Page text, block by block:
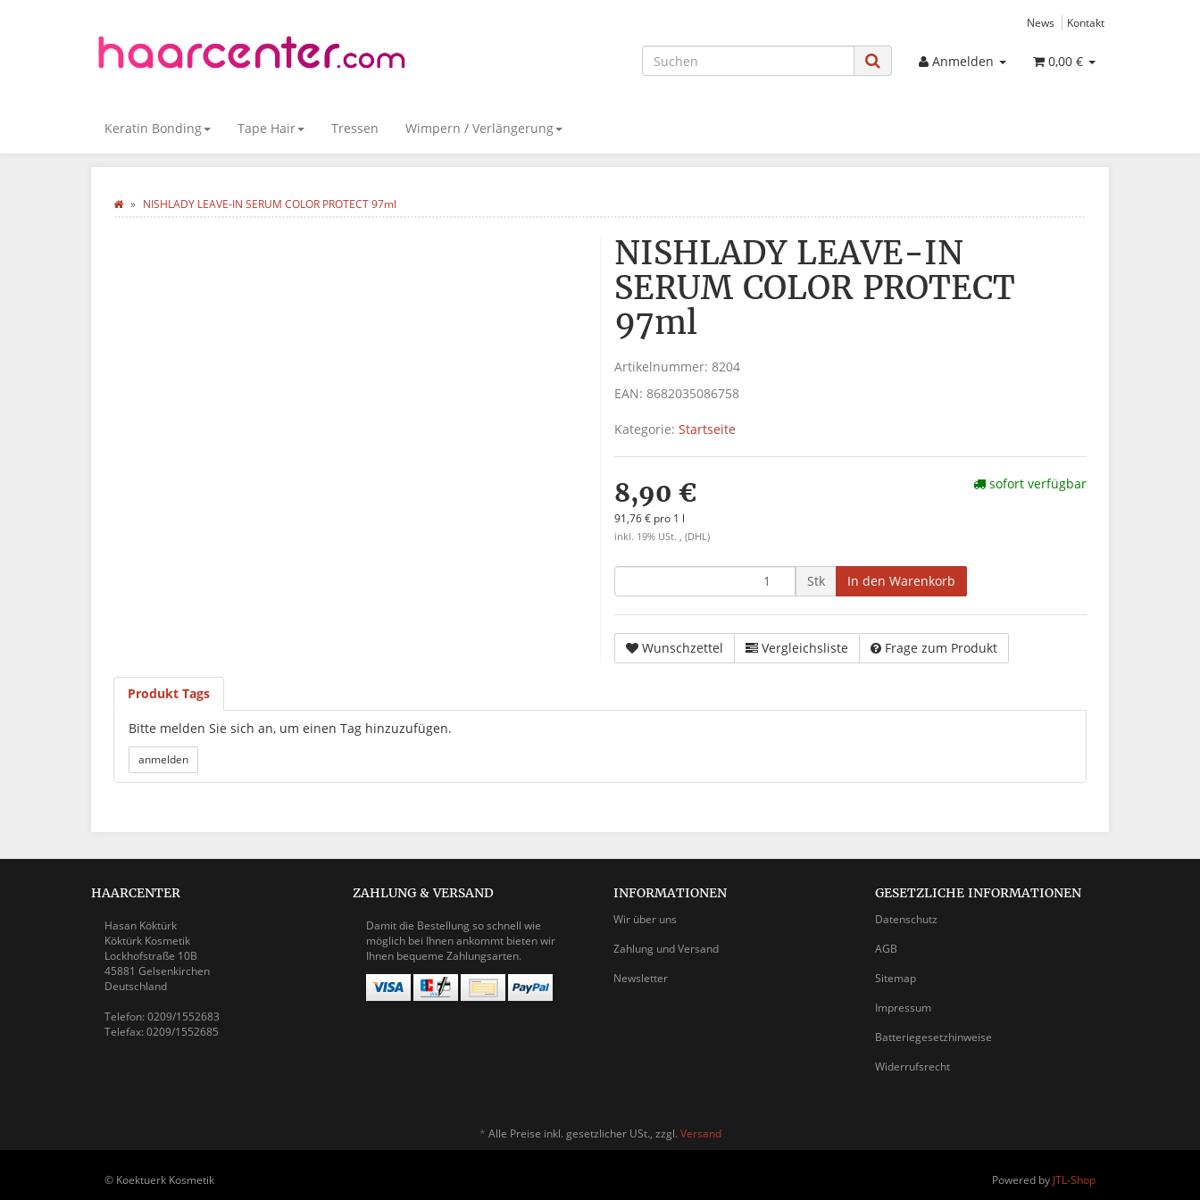
News Kontakt
Anmelden 0,00 €
Keratin Bonding Tape Hair Tressen Wimpern / Verlängerung
NISHLADY LEAVE-IN SERUM COLOR PROTECT 97ml
NISHLADY LEAVE-IN
SERUM COLOR PROTECT
97ml
Artikelnummer: 8204
EAN: 8682035086758
Kategorie: Startseite
8,90 €
91,76 € pro 1 l
inkl. 19% USt. , (DHL)
sofort verfügbar
Stk In den Warenkorb
Wunschzettel Vergleichsliste Frage zum Produkt
Produkt Tags
Bitte melden Sie sich an, um einen Tag hinzuzufügen.
HAARCENTER
Hasan Köktürk
Köktürk Kosmetik
Lockhofstraße 10B
45881 Gelsenkirchen
Deutschland
Telefon: 0209/1552683
Telefax: 0209/1552685
ZAHLUNG & VERSAND
Damit die Bestellung so schnell wie
möglich bei Ihnen ankommt bieten wir
Ihnen bequeme Zahlungsarten.
INFORMATIONEN
Wir über uns
Zahlung und Versand
Newsletter
GESETZLICHE INFORMATIONEN
Datenschutz
AGB
Sitemap
Impressum
Batteriegesetzhinweise
Widerrufsrecht
* Alle Preise inkl. gesetzlicher USt., zzgl. Versand
© Koektuerk Kosmetik Powered by JTL-Shop